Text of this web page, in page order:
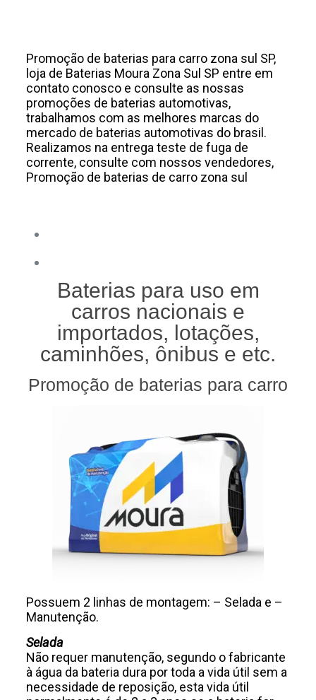
Promoção de baterias para carro zona sul SP,
loja de Baterias Moura Zona Sul SP entre em
contato conosco e consulte as nossas
promoções de baterias automotivas,
trabalhamos com as melhores marcas do
mercado de baterias automotivas do brasil.
Realizamos na entrega teste de fuga de
corrente, consulte com nossos vendedores,
Promoção de baterias de carro zona sul
Baterias para uso em
carros nacionais e
importados, lotações,
caminhões, ônibus e etc.
Promoção de baterias para carro
Possuem 2 linhas de montagem: – Selada e –
Manutenção.
Selada
Não requer manutenção, segundo o fabricante
à água da bateria dura por toda a vida útil sem a
necessidade de reposição, esta vida útil